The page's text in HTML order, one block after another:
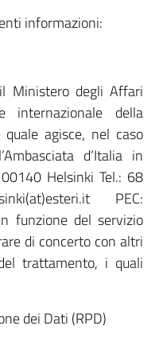
informazioni:
Ministero degli Affari
internazionale della
agisce, nel caso
d’Italia in
Helsinki Tel.: 68
PEC:
funzione del servizio
di concerto con altri
trattamento, i quali
dei Dati (RPD)